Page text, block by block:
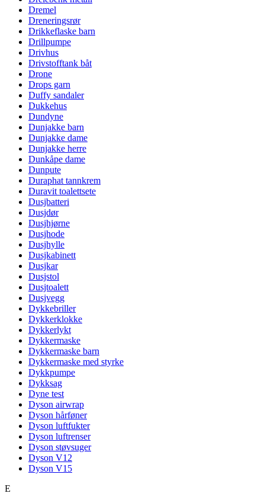
Dremel
Dreneringsrør
Drikkeflaske barn
Drillpumpe
Drivhus
Drivstofftank båt
Drone
Drops garn
Duffy sandaler
Dukkehus
Dundyne
Dunjakke barn
Dunjakke dame
Dunjakke herre
Dunkåpe dame
Dunpute
Duraphat tannkrem
Duravit toalettsete
Dusjbatteri
Dusjdør
Dusjhjørne
Dusjhode
Dusjhylle
Dusjkabinett
Dusjkar
Dusjstol
Dusjtoalett
Dusjvegg
Dykkebriller
Dykkerklokke
Dykkerlykt
Dykkermaske
Dykkermaske barn
Dykkermaske med styrke
Dykkpumpe
Dykksag
Dyne test
Dyson airwrap
Dyson hårføner
Dyson luftfukter
Dyson luftrenser
Dyson støvsuger
Dyson V12
Dyson V15
E